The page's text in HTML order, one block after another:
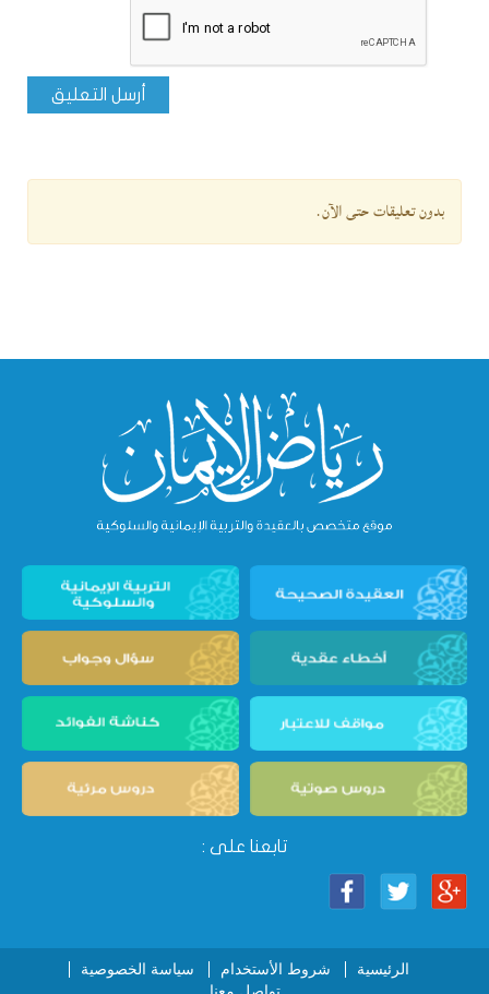
أرسل التعليق
بدون تعليقات حتى الآن.
تابعنا على :
الرئيسية شروط الأستخدام
سياسة الخصوصية